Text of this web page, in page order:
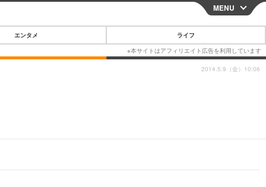
CLOSE
MENU
エンタメ ライフ
2014.5.9（金）10:06